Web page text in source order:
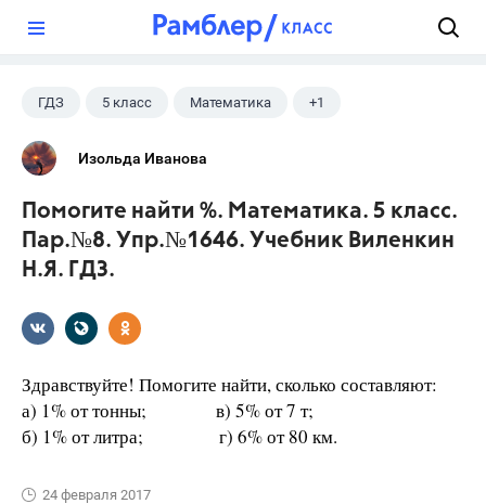
ГДЗ 5 класс Математика +1
Виленкин Н.Я.
Изольда Иванова
Помогите найти %. Математика. 5 класс.
Пар.№8. Упр.№1646. Учебник Виленкин
Н.Я. ГДЗ.
Здравствуйте! Помогите найти, сколько составляют:
а) 1% от тонны; в) 5% от 7 т;
б) 1% от литра; г) 6% от 80 км.
24 февраля 2017